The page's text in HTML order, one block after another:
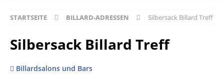
STARTSEITE BILLARD-ADRESSEN Silbersack Billard Treff
Silbersack Billard Treff
Billardsalons und Bars